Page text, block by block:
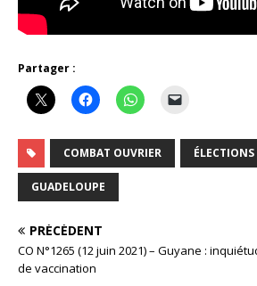
Partager :
COMBAT OUVRIER
GUADELOUPE
PRÉCÉDENT
CO N°1265 (12 juin 2021) – Guyane :
de vaccination